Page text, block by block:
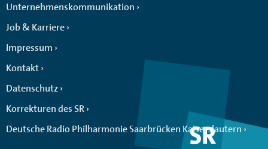
Unternehmenskommunikation
Job & Karriere
Impressum
Kontakt
Datenschutz
Korrekturen des SR
Deutsche Radio Philharmonie Saarbrücken Kaiserslautern